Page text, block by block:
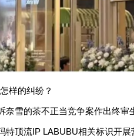
样的纠纷？
奈雪的茶不正当竞争案作出终
特顶流IP LABUBU相关标识开